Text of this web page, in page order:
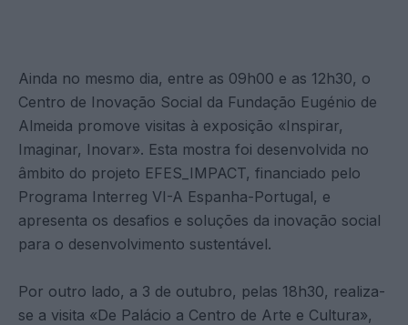
Ainda no mesmo dia, entre as 09h00 e as 12h30, o
Centro de Inovação Social da Fundação Eugénio de
Almeida promove visitas à exposição «Inspirar,
Imaginar, Inovar». Esta mostra foi desenvolvida no
âmbito do projeto EFES_IMPACT, financiado pelo
Programa Interreg VI-A Espanha-Portugal, e
apresenta os desafios e soluções da inovação social
para o desenvolvimento sustentável.
Por outro lado, a 3 de outubro, pelas 18h30, realiza-
se a visita «De Palácio a Centro de Arte e Cultura»,